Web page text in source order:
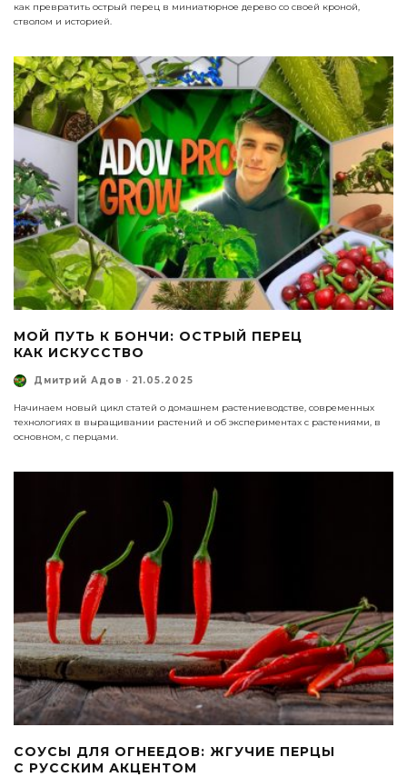
как превратить острый перец в миниатюрное дерево со своей кроной,
стволом и историей.
МОЙ ПУТЬ К БОНЧИ: ОСТРЫЙ ПЕРЕЦ
КАК ИСКУССТВО
Дмитрий Адов · 21.05.2025
Начинаем новый цикл статей о домашнем растениеводстве, современных
технологиях в выращивании растений и об экспериментах с растениями, в
основном, с перцами.
СОУСЫ ДЛЯ ОГНЕЕДОВ: ЖГУЧИЕ ПЕРЦЫ
С РУССКИМ АКЦЕНТОМ